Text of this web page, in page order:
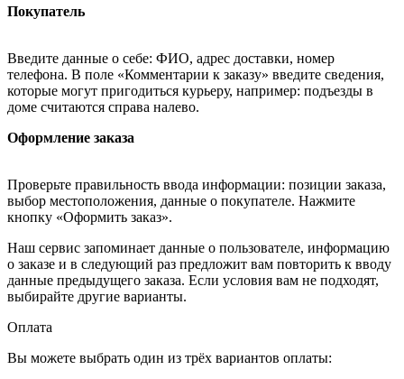
Покупатель
Введите данные о себе: ФИО, адрес доставки, номер
телефона. В поле «Комментарии к заказу» введите сведения,
которые могут пригодиться курьеру, например: подъезды в
доме считаются справа налево.
Оформление заказа
Проверьте правильность ввода информации: позиции заказа,
выбор местоположения, данные о покупателе. Нажмите
кнопку «Оформить заказ».
Наш сервис запоминает данные о пользователе, информацию
о заказе и в следующий раз предложит вам повторить к вводу
данные предыдущего заказа. Если условия вам не подходят,
выбирайте другие варианты.
Оплата
Вы можете выбрать один из трёх вариантов оплаты: